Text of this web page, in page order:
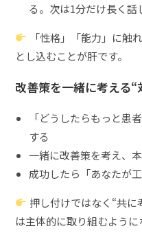
る。次は1分だけ長く話
「性格」「能力」に触
とし込むことが肝です。
改善策を一緒に考える
「どうしたらもっと患
する
一緒に改善策を考え、
成功したら「あなたが
押し付けではなく“共に
は主体的に取り組むように